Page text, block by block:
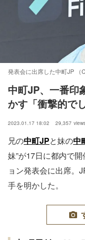
発表会に出席した中町JP （
中町JP、一番印
かす「衝撃的で
2023.01.17 18:02 29,357
兄の中町JPと妹の中
妹”が17日に都内で
ョン発表会に出席。
手を明かした。